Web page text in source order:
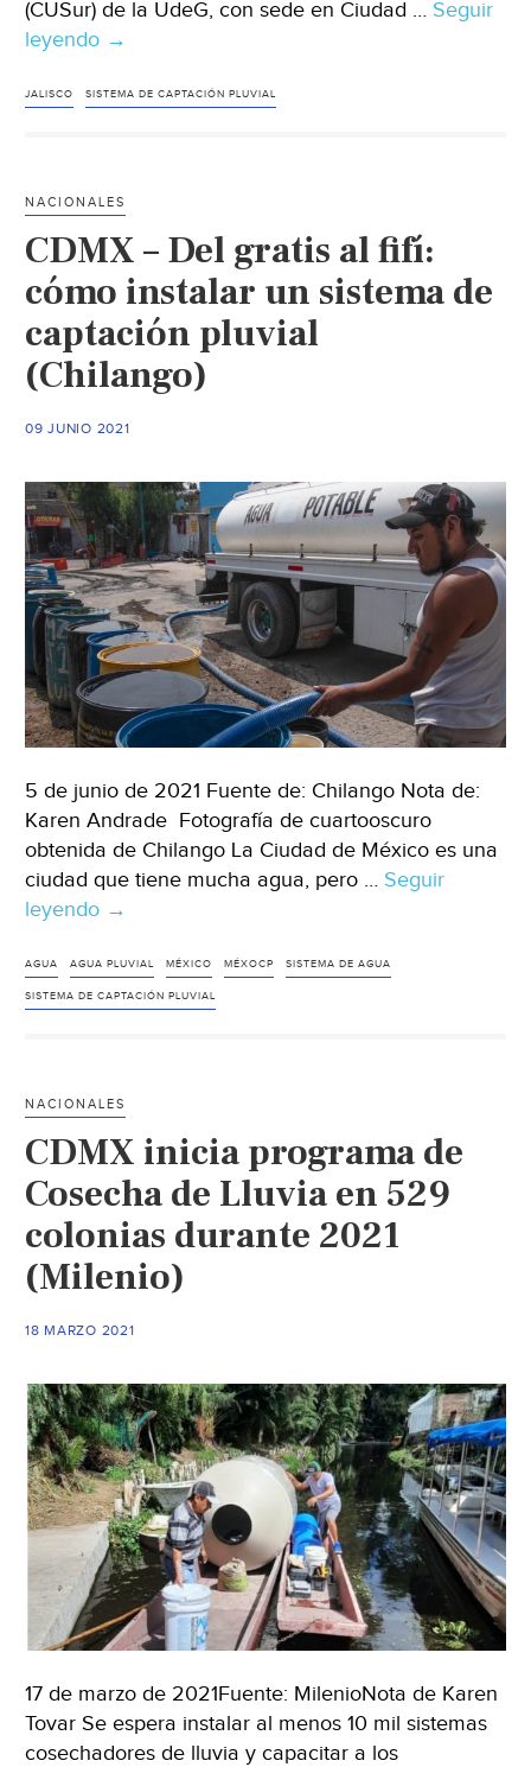
(CUSur) de la UdeG, con sede en Ciudad … Seguir
leyendo Jalisco
Cuenta
primer
sistema
de
captación
de
agua
la
Universitaria
(Universidad
de
Guadalajara)
→
JALISCO SISTEMA DE CAPTACIÓN PLUVIAL
NACIONALES
CDMX – Del gratis al fifí:
cómo instalar un sistema de
captación pluvial
(Chilango)
09 JUNIO 2021
5 de junio de 2021 Fuente de: Chilango Nota de:
Karen Andrade Fotografía de cuartooscuro
obtenida de Chilango La Ciudad de México es una
ciudad que tiene mucha agua, pero … Seguir
leyendo CDMX
Del
gratis
instalar
un
sistema
de
captación
pluvial
(Chilango)
→
AGUA AGUA PLUVIAL MÉXICO MÉXOCP SISTEMA DE AGUA
SISTEMA DE CAPTACIÓN PLUVIAL
NACIONALES
CDMX inicia programa de
Cosecha de Lluvia en 529
colonias durante 2021
(Milenio)
18 MARZO 2021
17 de marzo de 2021Fuente: MilenioNota de Karen
Tovar Se espera instalar al menos 10 mil sistemas
cosechadores de lluvia y capacitar a los